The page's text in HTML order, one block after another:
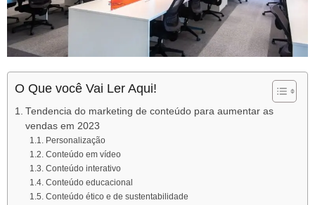
O Que você Vai Ler Aqui!
­Tendencia do marketing de conteúdo para aumentar as
vendas em 2023
Personalização
Conteúdo em vídeo
Conteúdo interativo
Conteúdo educacional
Conteúdo ético e de sustentabilidade